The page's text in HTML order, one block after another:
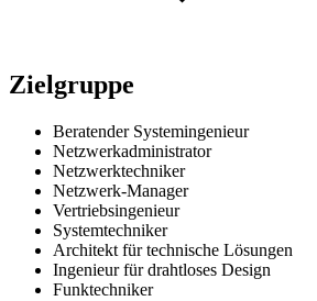
Zielgruppe
Beratender Systemingenieur
Netzwerkadministrator
Netzwerktechniker
Netzwerk-Manager
Vertriebsingenieur
Systemtechniker
Architekt für technische Lösungen
Ingenieur für drahtloses Design
Funktechniker